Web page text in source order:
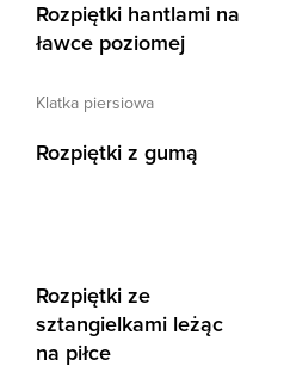
Rozpiętki hantlami na
ławce poziomej
klatka piersiowa
Rozpiętki z gumą
Rozpiętki ze
sztangielkami leżąc
na piłce